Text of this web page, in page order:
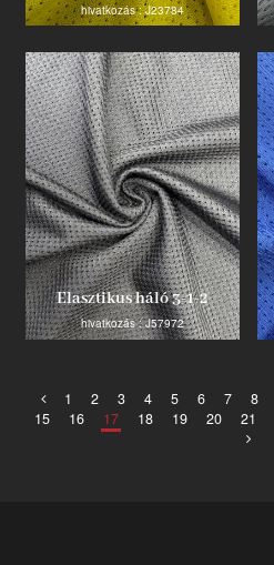
hivatkozás : J23784
Elasztikus háló 3-1-2
hivatkozás : J57972
1 2 3 4 5 6 7 8
15
16 17 18 19 20 21